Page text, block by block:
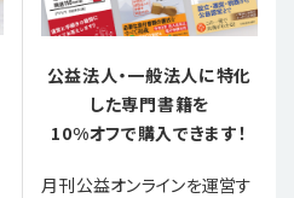
公益法人・一般法人に特化
した専門書籍を
10%オフで購入できます！
月刊公益オンラインを運営す